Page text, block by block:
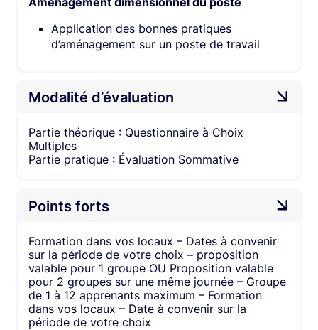
Application des bonnes pratiques
d’aménagement sur un poste de travail
Modalité d’évaluation
Partie théorique : Questionnaire à Choix
Multiples
Partie pratique : Évaluation Sommative
Points forts
Formation dans vos locaux – Dates à convenir
sur la période de votre choix – proposition
valable pour 1 groupe OU Proposition valable
pour 2 groupes sur une même journée – Groupe
de 1 à 12 apprenants maximum – Formation
dans vos locaux – Date à convenir sur la
période de votre choix